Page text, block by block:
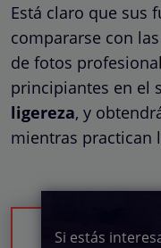
Está claro que sus
compararse con
de fotos
principiantes en el
ligereza, y
mientras practican
Si estás